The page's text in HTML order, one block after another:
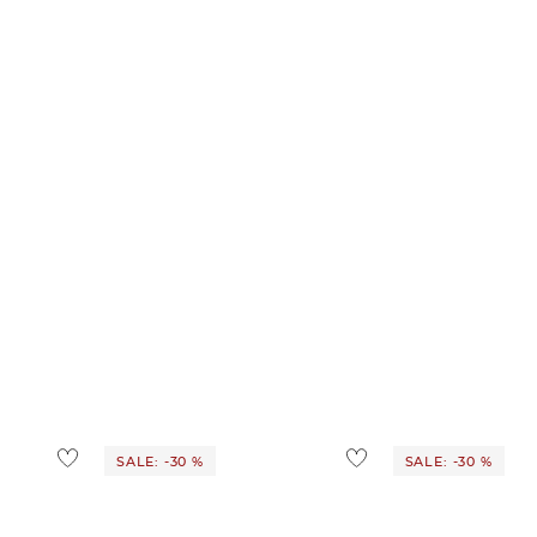
SALE: -30 % SALE: -30 %